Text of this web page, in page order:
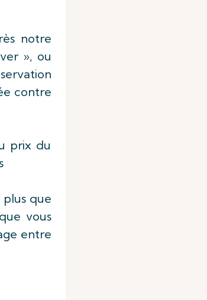
notre
», ou
contre
prix du
plus que
vous
entre